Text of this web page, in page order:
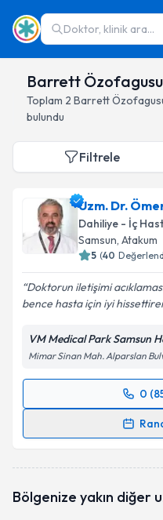
Doktor, klinik ara...
Barrett
Toplam 2 Barrett
bulundu
Filtrele
Uzm. Dr.
Dahiliye - İç
Samsun, Atakum
5 (40
Doktorun iletişimi
bence hasta için iyi
VM Medical Park Samsun
Mimar Sinan Mah. Alparslan
0
Randevu Takvimi
talebi oluşturun. Size
bilgilendireceğiz.
Bölgenize yakın diğer